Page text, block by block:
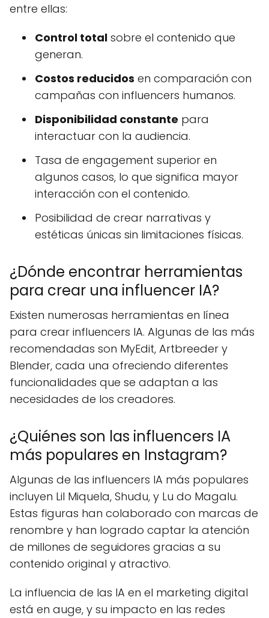
entre ellas:
Control total sobre el contenido que
generan.
Costos reducidos en comparación con
campañas con influencers humanos.
Disponibilidad constante para
interactuar con la audiencia.
Tasa de engagement superior en
algunos casos, lo que significa mayor
interacción con el contenido.
Posibilidad de crear narrativas y
estéticas únicas sin limitaciones físicas.
¿Dónde encontrar herramientas
para crear una influencer IA?
Existen numerosas herramientas en línea
para crear influencers IA. Algunas de las más
recomendadas son MyEdit, Artbreeder y
Blender, cada una ofreciendo diferentes
funcionalidades que se adaptan a las
necesidades de los creadores.
¿Quiénes son las influencers IA
más populares en Instagram?
Algunas de las influencers IA más populares
incluyen Lil Miquela, Shudu, y Lu do Magalu.
Estas figuras han colaborado con marcas de
renombre y han logrado captar la atención
de millones de seguidores gracias a su
contenido original y atractivo.
La influencia de las IA en el marketing digital
está en auge, y su impacto en las redes